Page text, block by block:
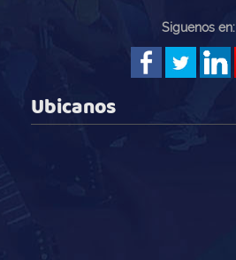
Siguenos en:
Ubicanos